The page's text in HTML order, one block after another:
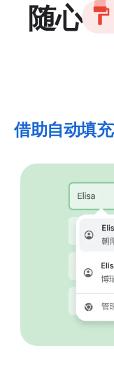
随心
借助自动填